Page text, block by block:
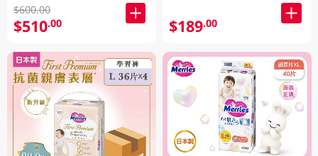
$600.00
$510.00 $189.00